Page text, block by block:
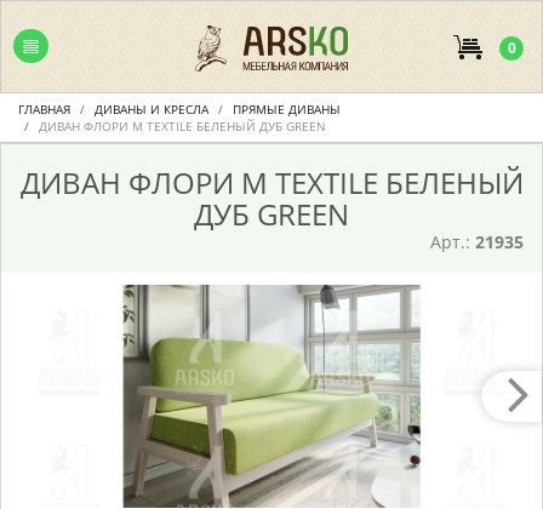
0
ГЛАВНАЯ ДИВАНЫ И КРЕСЛА
ПРЯМЫЕ ДИВАНЫ
ДИВАН ФЛОРИ М TEXTILE БЕЛЕНЫЙ ДУБ GREEN
ДИВАН ФЛОРИ М TEXTILE БЕЛЕНЫЙ
ДУБ GREEN
Арт.: 21935